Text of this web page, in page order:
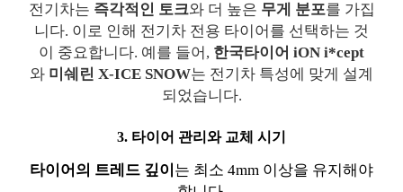
전기차는 즉각적인 토크와 더 높은 무게 분포를 가집
니다. 이로 인해 전기차 전용 타이어를 선택하는 것
이 중요합니다. 예를 들어, 한국타이어 iON i*cept
와 미쉐린 X-ICE SNOW는 전기차 특성에 맞게 설계
되었습니다.
3. 타이어 관리와 교체 시기
타이어의 트레드 깊이 는 최소 4mm 이상을 유지해야